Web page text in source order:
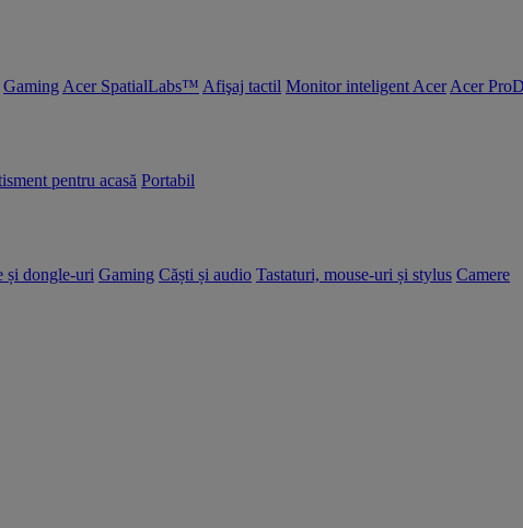
Gaming Acer SpatialLabs™ Afişaj tactil Monitor inteligent Acer Acer
pentru acasă Portabil
și dongle-uri Gaming Căști și audio Tastaturi, mouse-uri și stylus Camere